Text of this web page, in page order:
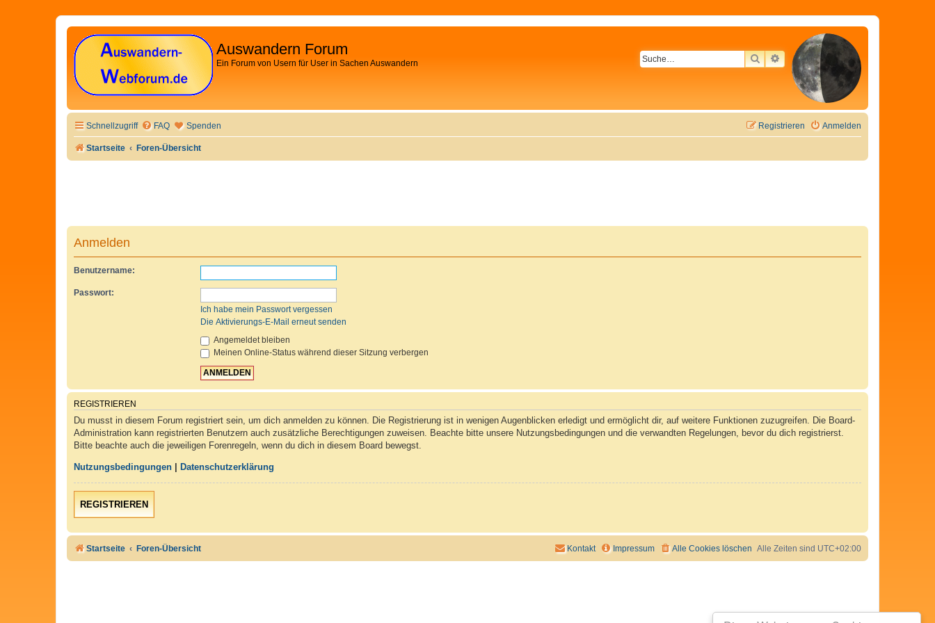
Auswandern Forum
Ein Forum von Usern für User in Sachen Auswandern SUCHEERWEITERTE SUCHE
Schnellzugriff FAQ Spenden Anmelden
Registrieren
Startseite Foren-Übersicht
Anmelden
Benutzername:
Passwort:
Ich habe mein Passwort vergessen
Die Aktivierungs-E-Mail erneut senden
Angemeldet bleiben
Meinen Online-Status während dieser Sitzung verbergen
REGISTRIEREN
Du musst in diesem Forum registriert sein, um dich anmelden zu können. Die Registrierung ist in wenigen Augenblicken erledigt und ermöglicht dir, auf weitere Funktionen zuzugreifen. Die Board-
Administration kann registrierten Benutzern auch zusätzliche Berechtigungen zuweisen. Beachte bitte unsere Nutzungsbedingungen und die verwandten Regelungen, bevor du dich registrierst.
Bitte beachte auch die jeweiligen Forenregeln, wenn du dich in diesem Board bewegst.
Nutzungsbedingungen Datenschutzerklärung
REGISTRIEREN
Startseite Foren-Übersicht Alle Zeiten sind UTC+02:00
Alle Cookies löschen
Impressum
Kontakt